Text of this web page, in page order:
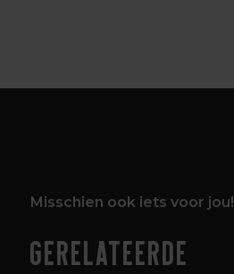
Misschien ook iets voor jou!
Gerelateerde